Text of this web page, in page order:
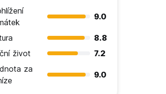
9.0
8.8
život
7.2
za
9.0